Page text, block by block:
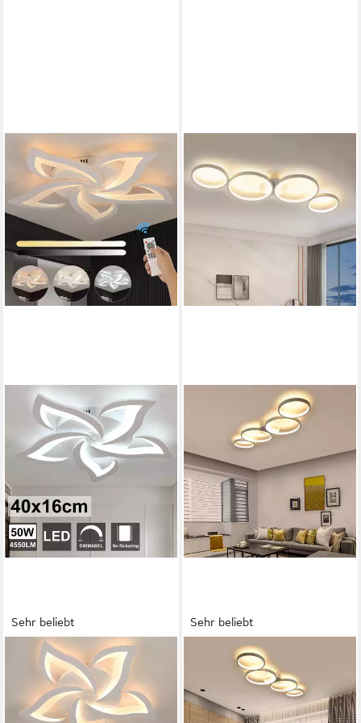
Sehr beliebt
LETGOSPT
Deckenleuchte 50W LED-
Deckenleuchte, dimmbar,
Wohnzimmerlampe mit
Sehr beliebt
Deckenleuchte Wohnzimmer
Modern 4/5 Flammig
Ringoptik Design 37/70W